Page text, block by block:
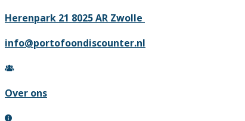
Herenpark 21 8025 AR Zwolle
info@portofoondiscounter.nl
Over ons